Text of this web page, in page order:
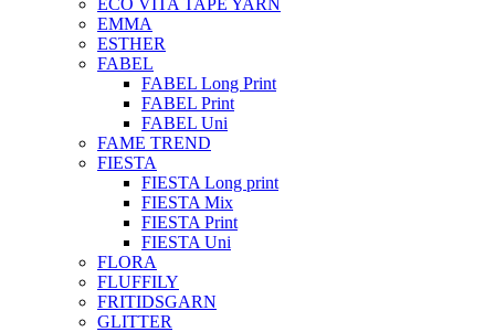
EMMA
ESTHER
FABEL
FABEL Long Print
FABEL Print
FABEL Uni
FAME TREND
FIESTA
FIESTA Long print
FIESTA Mix
FIESTA Print
FIESTA Uni
FLORA
FLUFFILY
FRITIDSGARN
GLITTER